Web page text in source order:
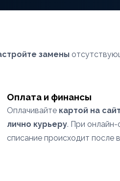
замены
Оплата и финансы
Оплачивайте картой на
лично курьеру. При онлайн-
списание происходит после